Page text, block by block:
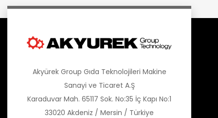
Akyürek Group Gıda Teknolojileri Makine
Sanayi ve Ticaret A.Ş
Karaduvar Mah. 65117 Sok. No:35 İç Kapı No:1
33020 Akdeniz / Mersin / Türkiye